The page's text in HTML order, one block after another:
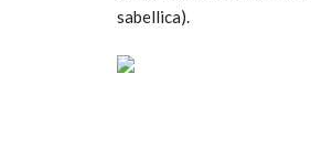
sabellica).